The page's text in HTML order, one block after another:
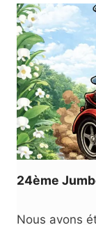
E
P
T
E
M
B
R
E
–
M
U
É
24ème
Nous avons